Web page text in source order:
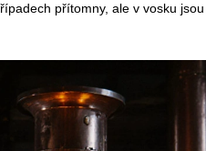
přítomny, ale v vosku